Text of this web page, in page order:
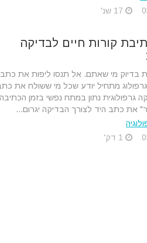
קורות חיים לבדיקה
בדיוק מי שאתם. אל תנסו ליפות את כתב
מתחיל יודע שכל מי ששולח את
גרפולוגית נתון במתח נפשי בזמן
את כתב היד לצורך הבדיקה יגרום...